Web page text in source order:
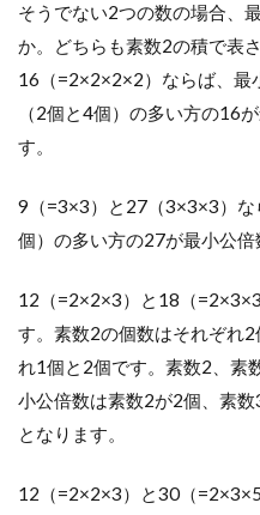
そうでない2つの数の場合、
か。どちらも素数2の積で表
16（=2×2×2×2）ならば、最
（2個と4個）の多い方の16
す。
9（=3×3）と27（3×3×3）
個）の多い方の27が最小公倍
12（=2×2×3）と18（
す。素数2の個数はそれぞれ
れ1個と2個です。素数2、素
小公倍数は素数2が2個、素
となります。
12（=2×2×3）と30（